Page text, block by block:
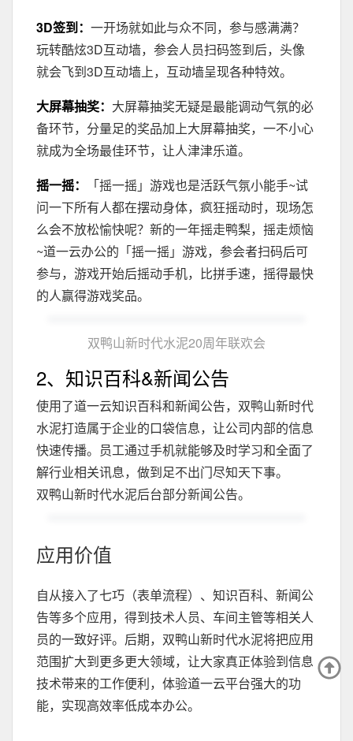
3D签到： 一开场就如此与众不同，参与感满满？
玩转酷炫3D互动墙，参会人员扫码签到后，头像
就会飞到3D互动墙上，互动墙呈现各种特效。
大屏幕抽奖： 大屏幕抽奖无疑是最能调动气氛的必
备环节，分量足的奖品加上大屏幕抽奖，一不小心
就成为全场最佳环节，让人津津乐道。
摇一摇：
「摇一摇」游戏也是活跃气氛小能手~试
问一下所有人都在摆动身体，疯狂摇动时，现场怎
么会不放松愉快呢？新的一年摇走鸭梨，摇走烦恼
~道一云办公的「摇一摇」游戏，参会者扫码后可
参与，游戏开始后摇动手机，比拼手速，摇得最快
的人赢得游戏奖品。
双鸭山新时代水泥20周年联欢会
2、知识百科&新闻公告
使用了道一云知识百科和新闻公告，双鸭山新时代
水泥打造属于企业的口袋信息，让公司内部的信息
快速传播。员工通过手机就能够及时学习和全面了
解行业相关讯息，做到足不出门尽知天下事。
双鸭山新时代水泥后台部分新闻公告。
应用价值
自从接入了七巧（表单流程）、知识百科、新闻公
告等多个应用，得到技术人员、车间主管等相关人
员的一致好评。后期，双鸭山新时代水泥将把应用
范围扩大到更多更大领域，让大家真正体验到信息
技术带来的工作便利，体验道一云平台强大的功
能，实现高效率低成本办公。